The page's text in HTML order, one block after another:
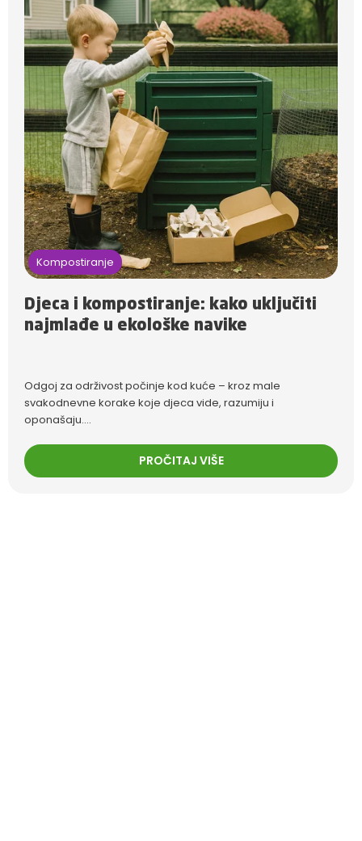
Kompostiranje
Djeca i kompostiranje: kako uključiti
najmlađe u ekološke navike
Odgoj za održivost počinje kod kuće – kroz male
svakodnevne korake koje djeca vide, razumiju i
oponašaju....
PROČITAJ VIŠE